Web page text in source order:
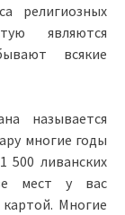
религиозных
являются
всякие
называется
многие годы
ливанских
мест у вас
Многие